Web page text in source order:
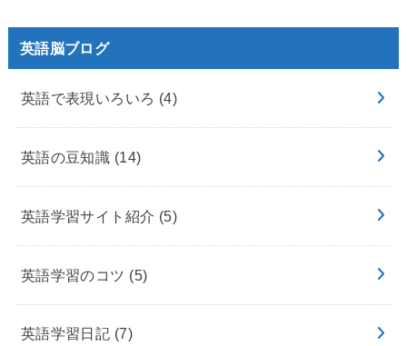
英語脳ブログ
英語で表現いろいろ (4)
英語の豆知識 (14)
英語学習サイト紹介 (5)
英語学習のコツ (5)
英語学習日記 (7)